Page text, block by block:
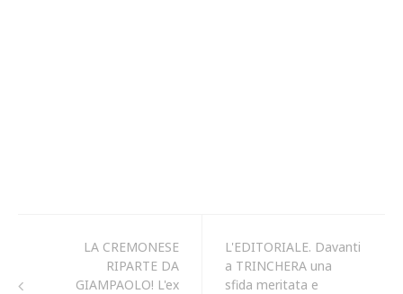
LA CREMONESE
RIPARTE DA
GIAMPAOLO! L'ex
L'EDITORIALE. Davanti
a TRINCHERA una
sfida meritata e